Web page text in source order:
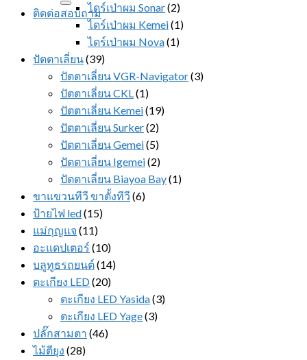
ติดต่อสอบถามไดร์เป่าผม Sonar(2)
ไดร์เป่าผม Kemei(1)
ไดร์เป่าผม Nova(1)
ปัตตาเลี่ยน(39)
ปัตตาเลี่ยน VGR-Navigator(3)
ปัตตาเลี่ยน CKL(1)
ปัตตาเลี่ยน Kemei(19)
ปัตตาเลี่ยน Surker(2)
ปัตตาเลี่ยน Gemei(5)
ปัตตาเลี่ยน Igemei(2)
ปัตตาเลี่ยน Biayoa Bay(1)
ขาแขวนทีวี ขาตั้งทีวี (6)
ป้ายไฟ led(15)
แม่กุญแจ (11)
อะแดปเตอร์ (10)
บลูทูธรถยนต์(14)
ตะเกียง LED(20)
ตะเกียง LED Yasida(3)
ตะเกียง LED Yage(3)
ปลั๊กสามตา (46)
ไม้ตียุง (28)